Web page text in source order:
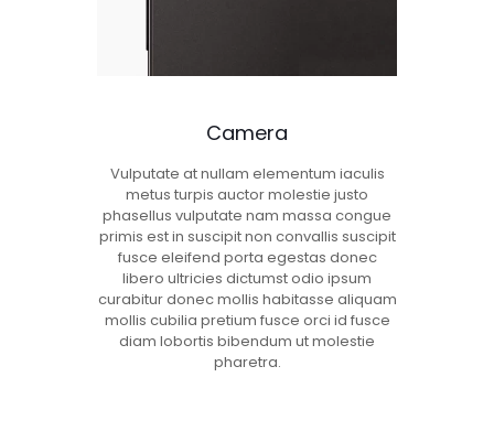
Camera
Vulputate at nullam elementum iaculis
metus turpis auctor molestie justo
phasellus vulputate nam massa congue
primis est in suscipit non convallis suscipit
fusce eleifend porta egestas donec
libero ultricies dictumst odio ipsum
curabitur donec mollis habitasse aliquam
mollis cubilia pretium fusce orci id fusce
diam lobortis bibendum ut molestie
pharetra.